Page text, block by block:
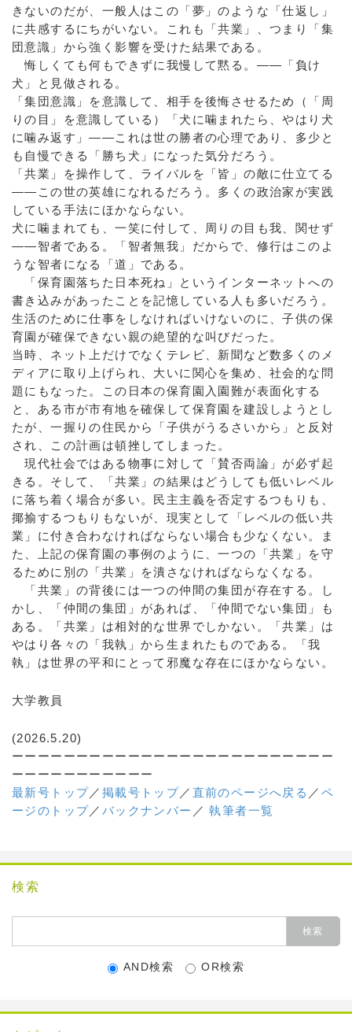
きないのだが、一般人はこの「夢」のような「仕返し」
に共感するにちがいない。これも「共業」、つまり「集
団意識」から強く影響を受けた結果である。
悔しくても何もできずに我慢して黙る。——「負け
犬」と見做される。
「集団意識」を意識して、相手を後悔させるため（「周
りの目」を意識している）「犬に噛まれたら、やはり犬
に噛み返す」——これは世の勝者の心理であり、多少と
も自慢できる「勝ち犬」になった気分だろう。
「共業」を操作して、ライバルを「皆」の敵に仕立てる
——この世の英雄になれるだろう。多くの政治家が実践
している手法にほかならない。
犬に噛まれても、一笑に付して、周りの目も我、関せず
——智者である。「智者無我」だからで、修行はこのよ
うな智者になる「道」である。
「保育園落ちた日本死ね」というインターネットへの
書き込みがあったことを記憶している人も多いだろう。
生活のために仕事をしなければいけないのに、子供の保
育園が確保できない親の絶望的な叫びだった。
当時、ネット上だけでなくテレビ、新聞など数多くのメ
ディアに取り上げられ、大いに関心を集め、社会的な問
題にもなった。この日本の保育園入園難が表面化する
と、ある市が市有地を確保して保育園を建設しようとし
たが、一握りの住民から「子供がうるさいから」と反対
され、この計画は頓挫してしまった。
現代社会ではある物事に対して「賛否両論」が必ず起
きる。そして、「共業」の結果はどうしても低いレベル
に落ち着く場合が多い。民主主義を否定するつもりも、
揶揄するつもりもないが、現実として「レベルの低い共
業」に付き合わなければならない場合も少なくない。ま
た、上記の保育園の事例のように、一つの「共業」を守
るために別の「共業」を潰さなければならなくなる。
「共業」の背後には一つの仲間の集団が存在する。し
かし、「仲間の集団」があれば、「仲間でない集団」も
ある。「共業」は相対的な世界でしかない。「共業」は
やはり各々の「我執」から生まれたものである。「我
執」は世界の平和にとって邪魔な存在にほかならない。
大学教員
(2026.5.20)
ーーーーーーーーーーーーーーーーーーーーーーーーー
ーーーーーーーーーーー
最新号トップ／ 掲載号トップ／ 直前のページへ戻る ／ ペ
ージのトップ／ バックナンバー ／執筆者一覧
検索
AND検索 OR検索